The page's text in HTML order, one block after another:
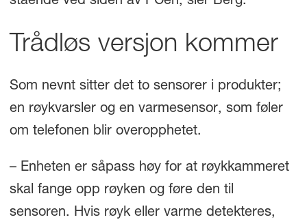
Trådløs versjon kommer
Som nevnt sitter det to sensorer i produkter;
en røykvarsler og en varmesensor, som føler
om telefonen blir overopphetet.
– Enheten er såpass høy for at røykkammeret
skal fange opp røyken og føre den til
sensoren. Hvis røyk eller varme detekteres,